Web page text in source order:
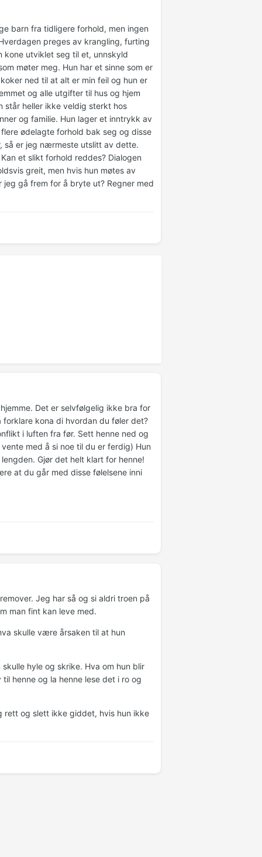
barn fra tidligere forhold, men ingen
preges av krangling, furting
kone utviklet seg til et, unnskyld
møter meg. Hun har et sinne som er
ned til at alt er min feil og hun er
og alle utgifter til hus og hjem
står heller ikke veldig sterkt hos
og familie. Hun lager et inntrykk av
ødelagte forhold bak seg og disse
så er jeg nærmeste utslitt av dette.
et slikt forhold reddes? Dialogen
greit, men hvis hun møtes av
gå frem for å bryte ut? Regner med
Det er selvfølgelig ikke bra for
kona di hvordan du føler det?
i luften fra før. Sett henne ned og
med å si noe til du er ferdig) Hun
Gjør det helt klart for henne!
at du går med disse følelsene inni
Jeg har så og si aldri troen på
man fint kan leve med.
skulle være årsaken til at hun
hyle og skrike. Hva om hun blir
henne og la henne lese det i ro og
og slett ikke giddet, hvis hun ikke